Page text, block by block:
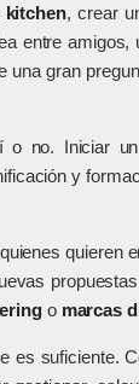
kitchen, crear
entre
una gran
o no. Iniciar un
y
quieren
o marcas
es suficiente.